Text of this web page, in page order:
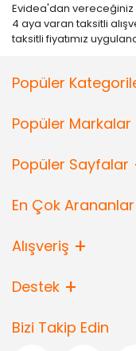
Evidea'dan vereceğiniz
4 aya varan taksitli
taksitli fiyatımız
Popüler
Popüler Markalar
Popüler Sayfalar
En Çok Arananlar
Alışveriş
Destek
Bizi Takip Edin